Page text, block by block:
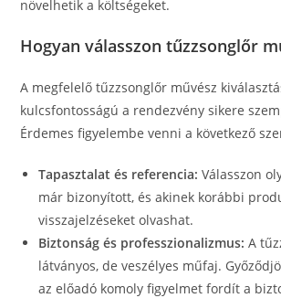
növelhetik a költségeket.
Hogyan válasszon tűzzsonglőr
A megfelelő tűzzsonglőr művész
kulcsfontosságú a rendezvény sikere
Érdemes figyelembe venni a következő
Tapasztalat és referencia: Válasszon
már bizonyított, és akinek korábbi
visszajelzéseket olvashat.
Biztonság és professzionalizmus: A
látványos, de veszélyes műfaj.
az előadó komoly figyelmet fordít a